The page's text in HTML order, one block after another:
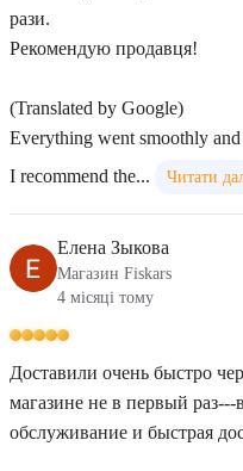
рази.
Рекомендую продавця!
(Translated by Google)
Everything went smoothly
I recommend the...
Читати
Елена Зыкова
Магазин Fiskars
4 місяці тому
Доставили очень быстро
магазине не в первый раз---
обслуживание и быстрая